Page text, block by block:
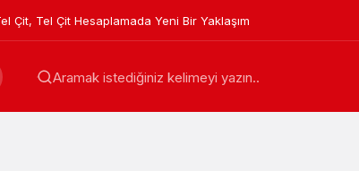
Çit, Tel Çit Hesaplamada Yeni Bir Yaklaşım